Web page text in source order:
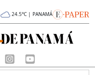
24.5°C | PANAMÁ